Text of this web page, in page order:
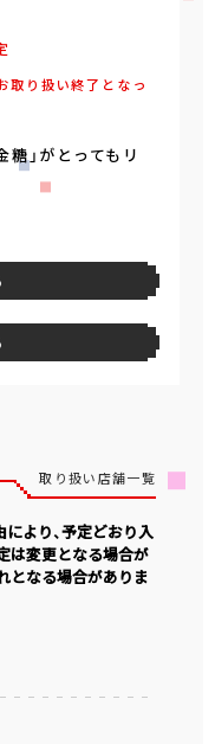
取り扱い終了となっ
」がとってもリ
取り扱い店舗一覧
により、予定どおり入
は変更となる場合が
となる場合がありま